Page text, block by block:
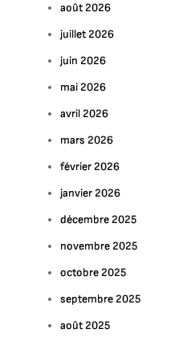
août 2026
juillet 2026
juin 2026
mai 2026
avril 2026
mars 2026
février 2026
janvier 2026
décembre 2025
novembre 2025
octobre 2025
septembre 2025
août 2025